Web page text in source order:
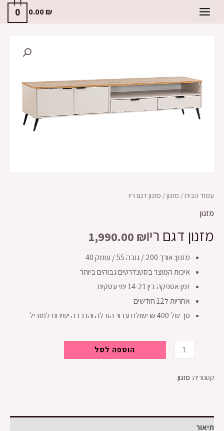
0.00₪
0
עמוד הבית/מזנון/ מזנון דגם ריו
מזנון
מזנון דגם ריו 1,990.00₪
מזנון: אורך 200 / גובה 55 / עומק 40
איכות המוצר בסטנדרטים גבוהים ביותר
זמן אספקה בין 14-21 ימי עסקים
אחריות ל12 חודשים
סך של 400 ₪ ישולם עבור הובלה והרכבה ישירות למוביל
מזנון
הוספה לסל
קטגוריה:מזנון
תיאור